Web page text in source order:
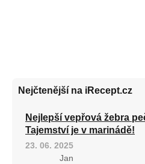
Nejčtenější na iRecept.cz
Nejlepší vepřová žebra
Tajemství je v marinádě!
23. 06. 2025
Jan